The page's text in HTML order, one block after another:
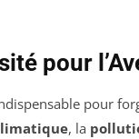
pour
pour
, la